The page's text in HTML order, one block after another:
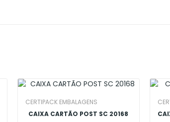
CERTIPACK EMBALAGENS
CAIXA CARTÃO POST SC 20168